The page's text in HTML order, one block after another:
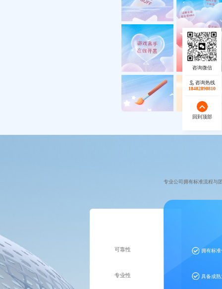
专业公司拥有标准流程与
可靠性 拥有标
专业性 具备成
咨询热线
18402890810
回到顶部